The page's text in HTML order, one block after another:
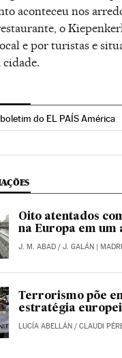
aconteceu nos
o
e por turistas e
do EL PAÍS América
El País Brasil en Twitter
El País Brasil en
El País Brasil
Oito atentados
na Europa em um
J. M. ABAD / J. GALÁN | MADRI
Terrorismo põe
estratégia
LUCÍA ABELLÁN / CLAUDI